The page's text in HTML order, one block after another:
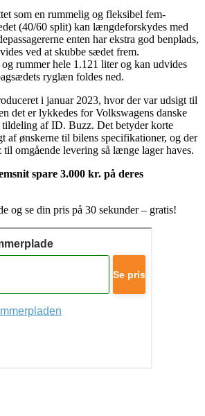
som en rummelig og fleksibel fem-
(40/60 split) kan længdeforskydes med
enten har ekstra god benplads,
ved at skubbe sædet frem.
rummer hele 1.121 liter og kan udvides
ryglæn foldes ned.
i januar 2023, hvor der var udsigt til
det er lykkedes for Volkswagens danske
tildeling af ID. Buzz. Det betyder korte
af ønskerne til bilens specifikationer, og der
omgående levering så længe lager haves.
spare 3.000 kr. på deres
og se din pris på 30 sekunder – gratis!